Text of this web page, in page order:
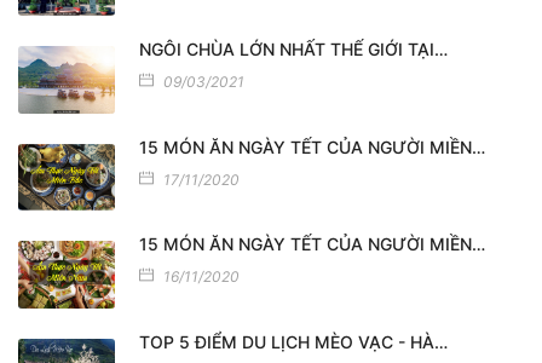
NGÔI CHÙA LỚN NHẤT THẾ GIỚI TẠI…
09/03/2021
15 MÓN ĂN NGÀY TẾT CỦA NGƯỜI MIỀN…
17/11/2020
15 MÓN ĂN NGÀY TẾT CỦA NGƯỜI MIỀN…
16/11/2020
TOP 5 ĐIỂM DU LỊCH MÈO VẠC - HÀ…